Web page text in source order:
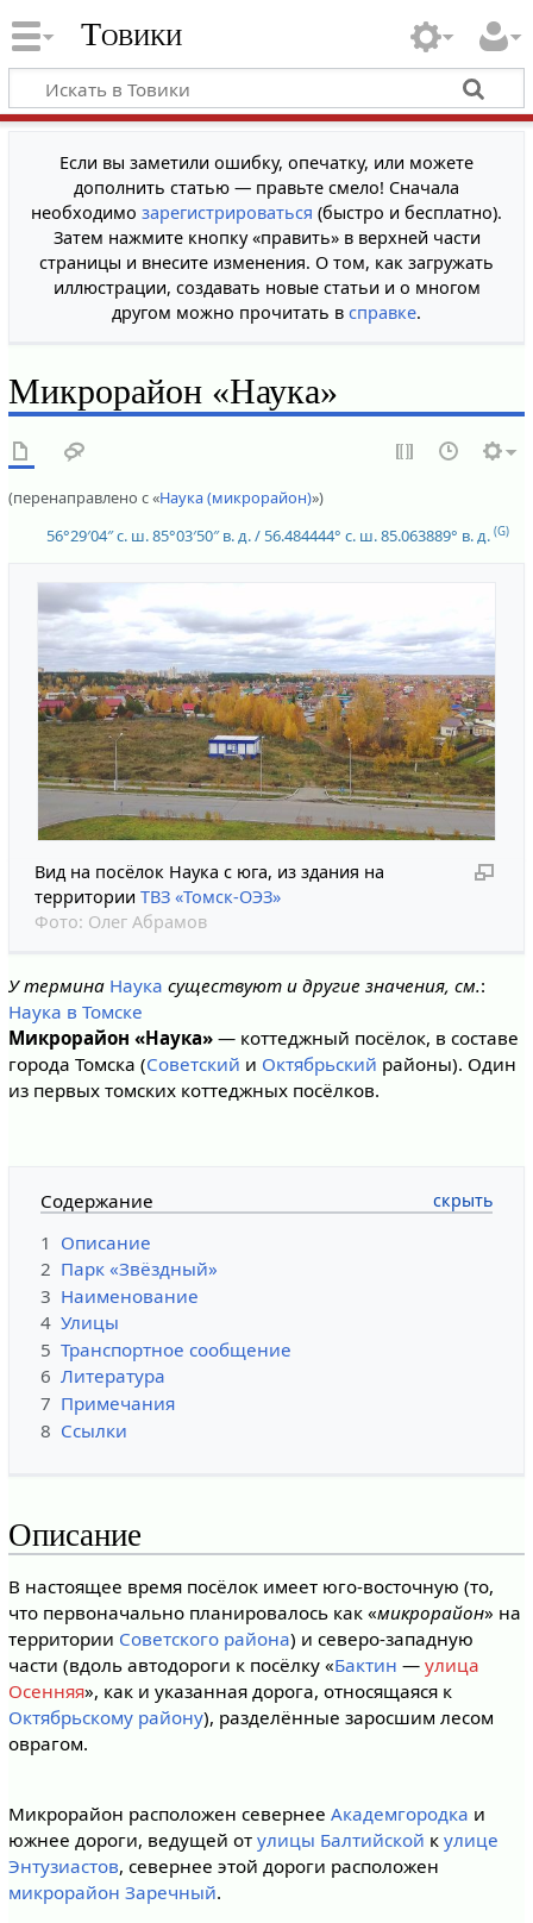
Товики
Если вы заметили ошибку, опечатку, или можете
дополнить статью — правьте смело! Сначала
необходимо зарегистрироваться (быстро и бесплатно).
Затем нажмите кнопку «править» в верхней части
страницы и внесите изменения. О том, как загружать
иллюстрации, создавать новые статьи и о многом
другом можно прочитать в справке.
Микрорайон «Наука»
(перенаправлено с «Наука (микрорайон)»)
56°29′04″ с. ш.85°03′50″ в. д./ 56.484444° с. ш.85.063889° в. д. (G)
Вид на посёлок Наука с юга, из здания на
территорииТВЗ «Томск-ОЭЗ»
Фото: Олег Абрамов
У термина Наука существуют и другие значения, см.:
Наука в Томске
Микрорайон «Наука»— коттеджный посёлок, в составе
города Томска (Советский и Октябрьский районы). Один
из первых томских коттеджных посёлков.
Содержание
1 Описание
2 Парк «Звёздный»
3 Наименование
4 Улицы
5 Транспортное сообщение
6 Литература
7 Примечания
8 Ссылки
Описание
В настоящее время посёлок имеет юго-восточную (то,
что первоначально планировалось как «микрорайон» на
территории Советского района) и северо-западную
части (вдоль автодороги к посёлку «Бактин — улица
Осенняя», как и указанная дорога, относящаяся к
Октябрьскому району), разделённые заросшим лесом
оврагом.
Микрорайон расположен севернее Академгородка и
южнее дороги, ведущей от улицы Балтийской к улице
Энтузиастов, севернее этой дороги расположен
микрорайон Заречный.